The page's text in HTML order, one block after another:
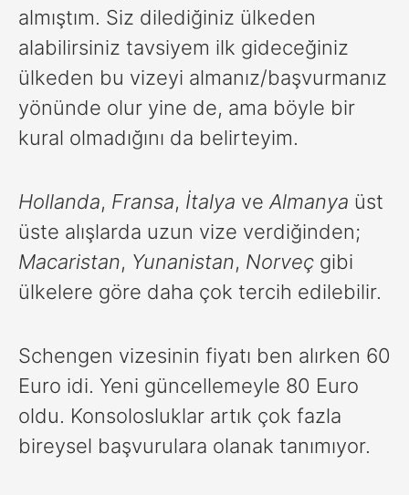
almıştım. Siz dilediğiniz ülkeden
alabilirsiniz tavsiyem ilk gideceğiniz
ülkeden bu vizeyi almanız/başvurmanız
yönünde olur yine de, ama böyle bir
kural olmadığını da belirteyim.
Hollanda, Fransa, İtalya ve Almanya üst
üste alışlarda uzun vize verdiğinden;
Macaristan, Yunanistan, Norveç gibi
ülkelere göre daha çok tercih edilebilir.
Schengen vizesinin fiyatı ben alırken 60
Euro idi. Yeni güncellemeyle 80 Euro
oldu. Konsolosluklar artık çok fazla
bireysel başvurulara olanak tanımıyor.